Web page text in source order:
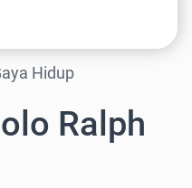
Hidup
Ralph